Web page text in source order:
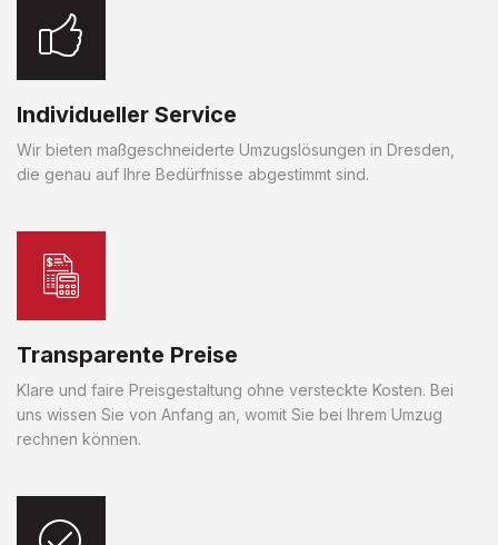
Individueller Service
Wir bieten maßgeschneiderte Umzugslösungen in Dresden,
die genau auf Ihre Bedürfnisse abgestimmt sind.
Transparente Preise
Klare und faire Preisgestaltung ohne versteckte Kosten. Bei
uns wissen Sie von Anfang an, womit Sie bei Ihrem Umzug
rechnen können.